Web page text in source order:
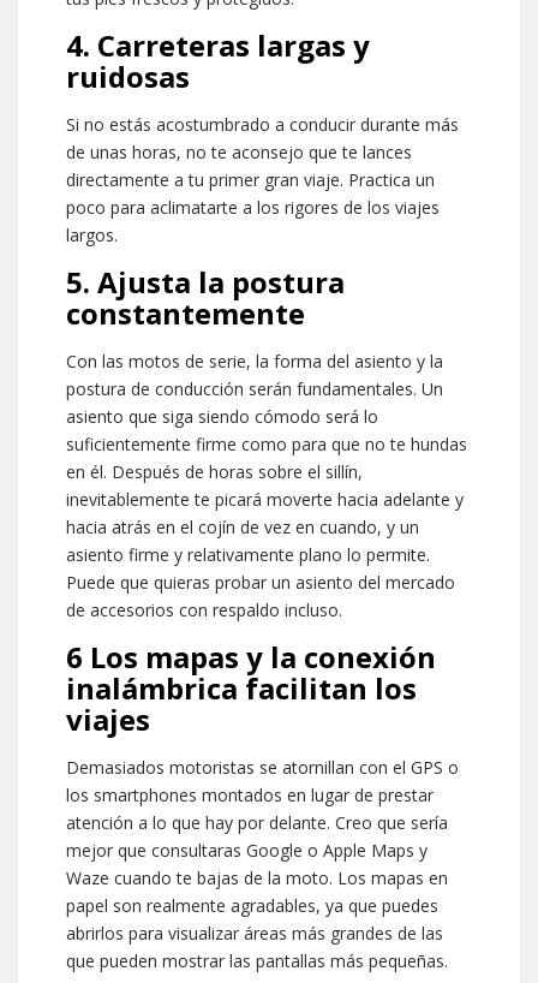
4. Carreteras largas y
ruidosas
Si no estás acostumbrado a conducir durante más
de unas horas, no te aconsejo que te lances
directamente a tu primer gran viaje. Practica un
poco para aclimatarte a los rigores de los viajes
largos.
5. Ajusta la postura
constantemente
Con las motos de serie, la forma del asiento y la
postura de conducción serán fundamentales. Un
asiento que siga siendo cómodo será lo
suficientemente firme como para que no te hundas
en él. Después de horas sobre el sillín,
inevitablemente te picará moverte hacia adelante y
hacia atrás en el cojín de vez en cuando, y un
asiento firme y relativamente plano lo permite.
Puede que quieras probar un asiento del mercado
de accesorios con respaldo incluso.
6 Los mapas y la conexión
inalámbrica facilitan los
viajes
Demasiados motoristas se atornillan con el GPS o
los smartphones montados en lugar de prestar
atención a lo que hay por delante. Creo que sería
mejor que consultaras Google o Apple Maps y
Waze cuando te bajas de la moto. Los mapas en
papel son realmente agradables, ya que puedes
abrirlos para visualizar áreas más grandes de las
que pueden mostrar las pantallas más pequeñas.